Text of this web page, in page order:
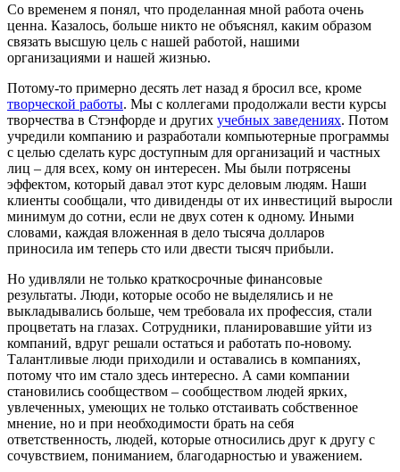
Со временем я понял, что проделанная мной работа очень
ценна. Казалось, больше никто не объяснял, каким образом
связать высшую цель с нашей работой, нашими
организациями и нашей жизнью.
Потому-то примерно десять лет назад я бросил все, кроме
творческой работы. Мы с коллегами продолжали вести курсы
творчества в Стэнфорде и других учебных заведениях. Потом
учредили компанию и разработали компьютерные программы
с целью сделать курс доступным для организаций и частных
лиц – для всех, кому он интересен. Мы были потрясены
эффектом, который давал этот курс деловым людям. Наши
клиенты сообщали, что дивиденды от их инвестиций выросли
минимум до сотни, если не двух сотен к одному. Иными
словами, каждая вложенная в дело тысяча долларов
приносила им теперь сто или двести тысяч прибыли.
Но удивляли не только краткосрочные финансовые
результаты. Люди, которые особо не выделялись и не
выкладывались больше, чем требовала их профессия, стали
процветать на глазах. Сотрудники, планировавшие уйти из
компаний, вдруг решали остаться и работать по-новому.
Талантливые люди приходили и оставались в компаниях,
потому что им стало здесь интересно. А сами компании
становились сообществом – сообществом людей ярких,
увлеченных, умеющих не только отстаивать собственное
мнение, но и при необходимости брать на себя
ответственность, людей, которые относились друг к другу с
сочувствием, пониманием, благодарностью и уважением.